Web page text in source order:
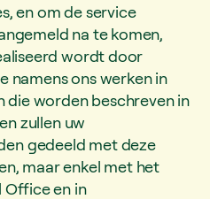
en om de service
na te komen,
wordt door
namens ons werken in
worden beschreven in
zullen uw
gedeeld met deze
maar enkel met het
Office en in